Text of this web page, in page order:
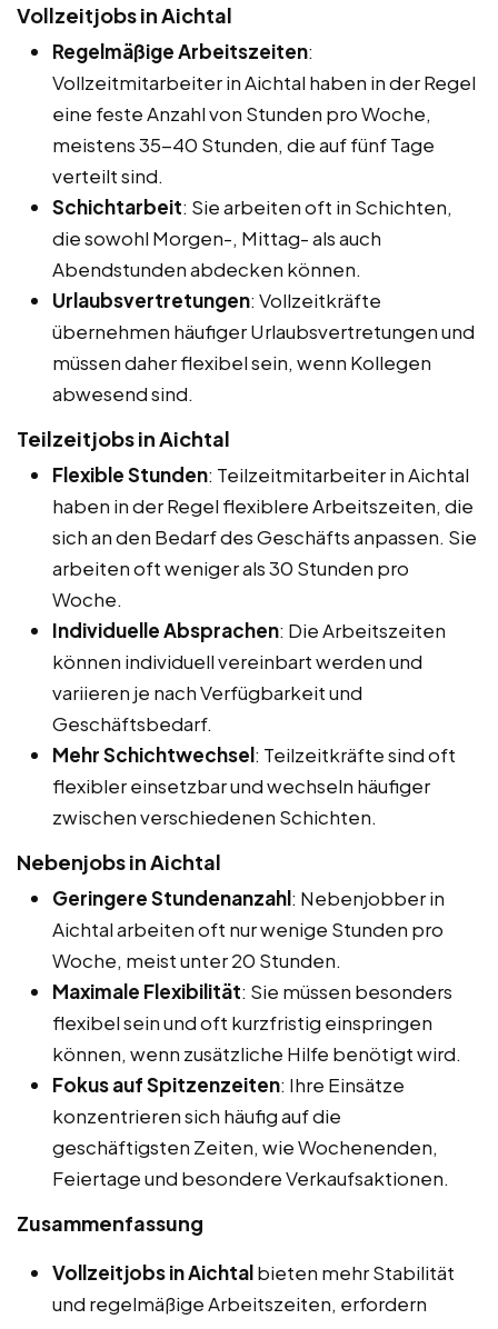
Vollzeitjobs in Aichtal
Regelmäßige Arbeitszeiten:
Vollzeitmitarbeiter in Aichtal haben in der Regel
eine feste Anzahl von Stunden pro Woche,
meistens 35-40 Stunden, die auf fünf Tage
verteilt sind.
Schichtarbeit: Sie arbeiten oft in Schichten,
die sowohl Morgen-, Mittag- als auch
Abendstunden abdecken können.
Urlaubsvertretungen: Vollzeitkräfte
übernehmen häufiger Urlaubsvertretungen und
müssen daher flexibel sein, wenn Kollegen
abwesend sind.
Teilzeitjobs in Aichtal
Flexible Stunden: Teilzeitmitarbeiter in Aichtal
haben in der Regel flexiblere Arbeitszeiten, die
sich an den Bedarf des Geschäfts anpassen. Sie
arbeiten oft weniger als 30 Stunden pro
Woche.
Individuelle Absprachen: Die Arbeitszeiten
können individuell vereinbart werden und
variieren je nach Verfügbarkeit und
Geschäftsbedarf.
Mehr Schichtwechsel: Teilzeitkräfte sind oft
flexibler einsetzbar und wechseln häufiger
zwischen verschiedenen Schichten.
Nebenjobs in Aichtal
Geringere Stundenanzahl: Nebenjobber in
Aichtal arbeiten oft nur wenige Stunden pro
Woche, meist unter 20 Stunden.
Maximale Flexibilität: Sie müssen besonders
flexibel sein und oft kurzfristig einspringen
können, wenn zusätzliche Hilfe benötigt wird.
Fokus auf Spitzenzeiten: Ihre Einsätze
konzentrieren sich häufig auf die
geschäftigsten Zeiten, wie Wochenenden,
Feiertage und besondere Verkaufsaktionen.
Zusammenfassung
Vollzeitjobs in Aichtalbieten mehr Stabilität
und regelmäßige Arbeitszeiten, erfordern